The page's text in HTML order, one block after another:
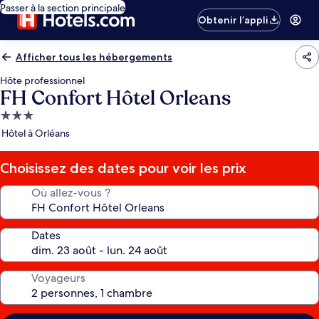
Passer à la section principale
Obtenir l’appli
Afficher tous les hébergements
Hôte professionnel
FH Confort Hôtel Orleans
Hébergement
3.0 étoiles
Hôtel à Orléans
Choisissez des dates pour voir les prix
Où allez-vous ?
Dates
Voyageurs